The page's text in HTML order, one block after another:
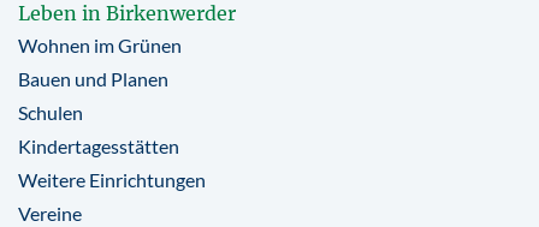
Leben in Birkenwerder
Wohnen im Grünen
Bauen und Planen
Schulen
Kindertagesstätten
Weitere Einrichtungen
Vereine